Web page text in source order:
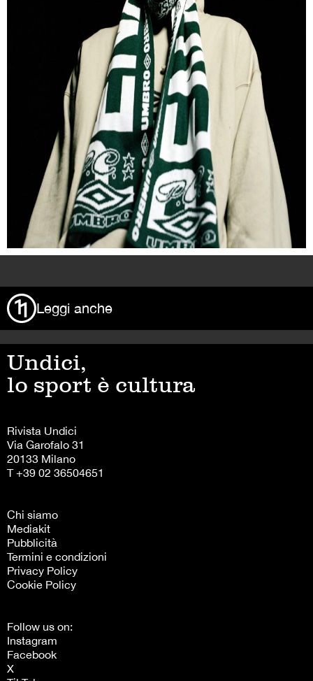
Leggi anche
Undici,
lo sport è cultura
Rivista Undici
Via Garofalo 31
20133 Milano
T +39 02 36504651
Chi siamo
Mediakit
Pubblicità
Termini e condizioni
Privacy Policy
Cookie Policy
Follow us on:
Instagram
Facebook
X